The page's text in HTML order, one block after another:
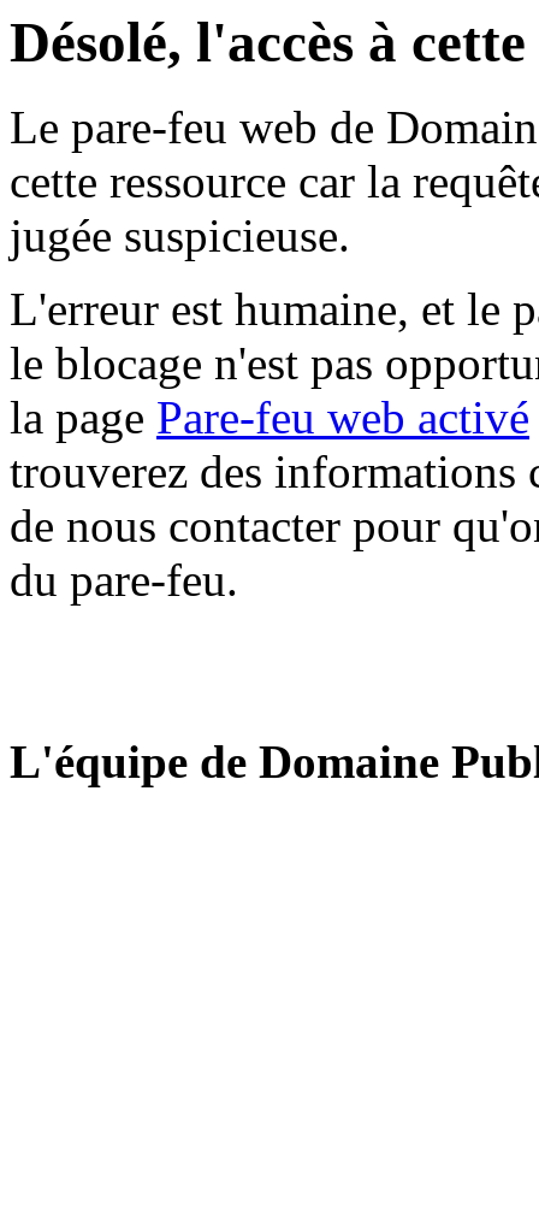
Désolé, l'accès à
Le pare-feu web de
cette ressource car la
jugée suspicieuse.
L'erreur est humaine, et le
le blocage n'est pas
la page Pare-feu web activé
trouverez des informations
de nous contacter pour
du pare-feu.
L'équipe de Domaine